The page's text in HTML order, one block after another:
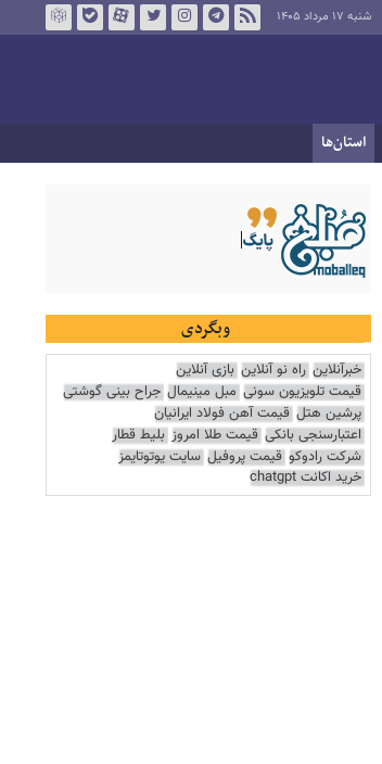
شنبه ۱۷ مرداد ۱۴۰۵
استان‌ها
وبگردی
خبرآنلاین راه نو آنلاین بازی آنلاین
قیمت تلویزیون سونی مبل مینیمال جراح بینی گوشتی
پرشین هتل قیمت آهن فولاد ایرانیان
اعتبارسنجی بانکی قیمت طلا امروز بلیط قطار
شرکت رادوکو قیمت پروفیل سایت یوتوتایمز
خرید اکانت chatgpt